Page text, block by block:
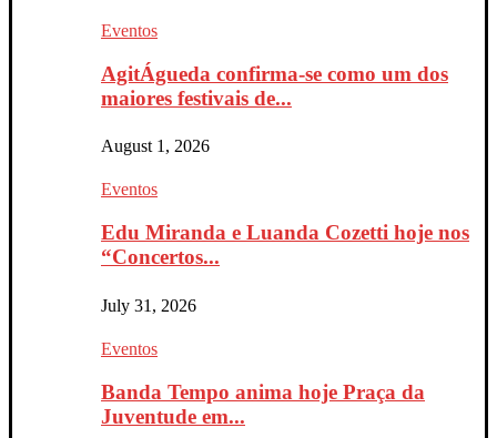
Eventos
AgitÁgueda confirma-se como um dos
maiores festivais de...
August 1, 2026
Eventos
Edu Miranda e Luanda Cozetti hoje nos
“Concertos...
July 31, 2026
Eventos
Banda Tempo anima hoje Praça da
Juventude em...